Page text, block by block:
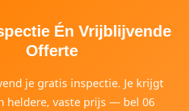
Én Vrijblijvende
Offerte
je gratis inspectie. Je krijgt
heldere, vaste prijs — bel 06